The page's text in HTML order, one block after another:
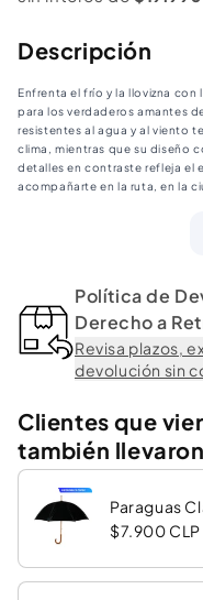
WRC
WRC
Descripción
Enfrenta el frío y la llovizna con
para los verdaderos amantes
resistentes al agua y al viento
clima, mientras que su diseño
detalles en contraste refleja el
acompañarte en la ruta, en la
• Material exterior: Poliéster
• Capucha: Ajustable y
• Bolsillos: Laterales y uno
• Detalles: Logos bordados y
Política de
Derecho a
Revisa plazos,
devolución sin
Clientes que
también llevaron
Paraguas
$7.900 CLP